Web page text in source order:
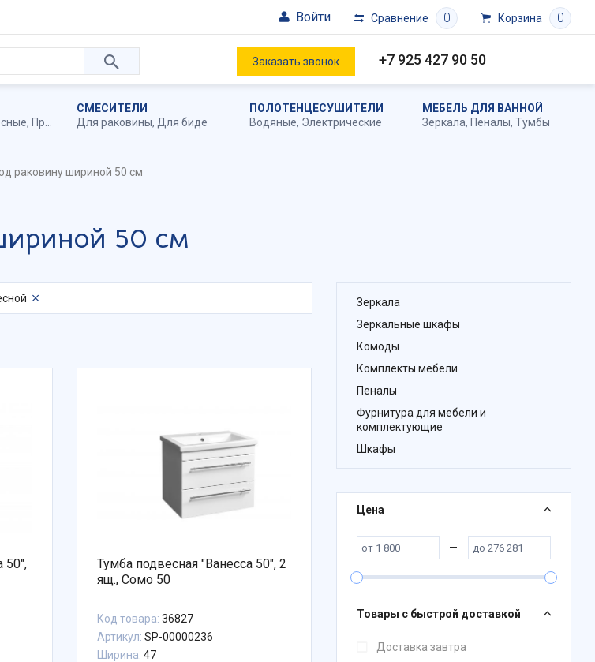
Войти Сравнение 0 Корзина 0
Заказать звонок +7 925 427 90 50
, Приставные
СМЕСИТЕЛИ
Для раковины, Для биде
ПОЛОТЕНЦЕСУШИТЕЛИ
Водяные, Электрические
МЕБЕЛЬ ДЛЯ ВАННОЙ
Зеркала, Пеналы, Тумбы
раковину шириной 50 см
50 см
50",
Тумба подвесная "Ванесса 50", 2
ящ., Сомо 50
Код товара: 36827
Артикул: SP-00000236
Ширина: 47
Зеркала
Зеркальные шкафы
Комоды
Комплекты мебели
Пеналы
Фурнитура для мебели и
комплектующие
Шкафы
Цена
—
Товары с быстрой доставкой
Доставка завтра